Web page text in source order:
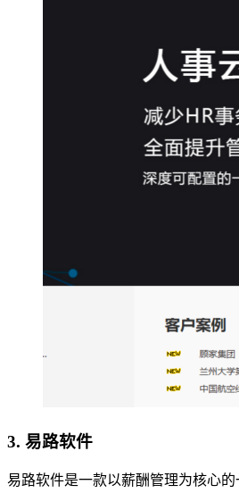
3. 易路软件
易路软件是一款以薪酬管理为核心